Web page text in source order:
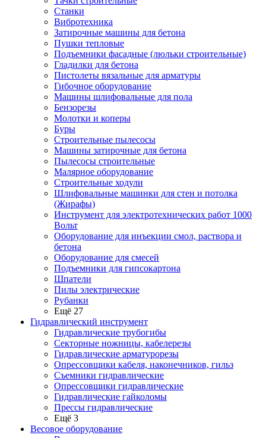
Станки
Вибротехника
Затирочные машины для бетона
Пушки тепловые
Подъемники фасадные (люльки строительные)
Гладилки для бетона
Пистолеты вязальные для арматуры
Гибочное оборудование
Машины шлифовальные для пола
Бензорезы
Молотки и коперы
Буры
Строительные пылесосы
Машины затирочные для бетона
Пылесосы строительные
Малярное оборудование
Строительные ходули
Шлифовальные машинки для стен и потолка
(Жирафы)
Инструмент для электротехнических работ 1000
Вольт
Оборудование для инъекции смол, раствора и
бетона
Оборудование для смесей
Подъемники для гипсокартона
Шпатели
Пилы электрические
Рубанки
Ещё 27
Гидравлический инструмент
Гидравлические трубогибы
Секторные ножницы, кабелерезы
Гидравлические арматурорезы
Опрессовщики кабеля, наконечников, гильз
Съемники гидравлические
Опрессовщики гидравлические
Гидравлические гайколомы
Прессы гидравлические
Ещё 3
Весовое оборудование